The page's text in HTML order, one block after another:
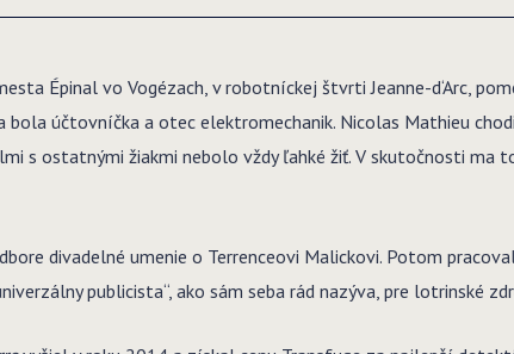
Épinal vo Vogézach, v robotníckej štvrti Jeanne-d‘Arc,
účtovníčka a otec elektromechanik. Nicolas Mathieu
s ostatnými žiakmi nebolo vždy ľahké žiť. V skutočnosti ma
divadelné umenie o Terrenceovi Malickovi. Potom
publicista“, ako sám seba rád nazýva, pre lotrinské